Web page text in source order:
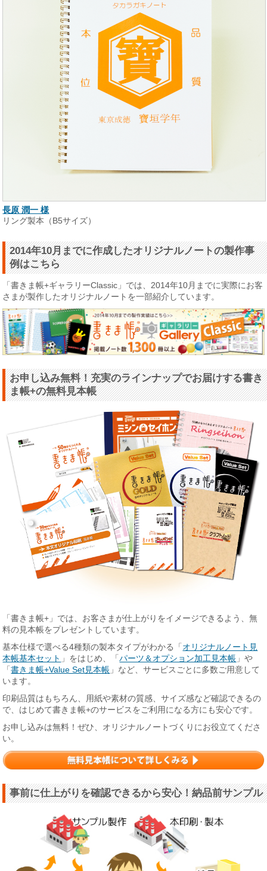
長原 潤一 様
リング製本（B5サイズ）
2014年10月までに作成したオリジナルノートの製作事
例はこちら
「書きま帳+ギャラリーClassic」では、2014年10月までに実際にお客
さまが製作したオリジナルノートを一部紹介しています。
お申し込み無料！充実のラインナップでお届けする書き
ま帳+の無料見本帳
「書きま帳+」では、お客さまが仕上がりをイメージできるよう、無
料の見本帳をプレゼントしています。
基本仕様で選べる4種類の製本タイプがわかる「 オリジナルノート見
本帳基本セット 」をはじめ、「パーツ＆オプション加工見本帳 」や
「書きま帳+Value Set見本帳 」など、サービスごとに多数ご用意して
います。
印刷品質はもちろん、用紙や素材の質感、サイズ感など確認できるの
で、はじめて書きま帳+のサービスをご利用になる方にも安心です。
お申し込みは無料！ぜひ、オリジナルノートづくりにお役立てくださ
い。
事前に仕上がりを確認できるから安心！納品前サンプル